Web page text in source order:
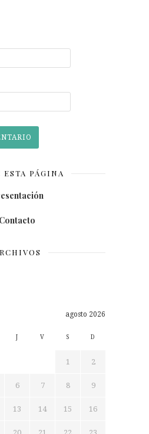
ESTA PÁGINA
Contacto
agosto 2026
J V S D
1 2
6 7 8 9
13 14 15 16